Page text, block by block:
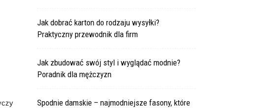
Jak dobrać karton do rodzaju wysyłki?
Praktyczny przewodnik dla firm
Jak zbudować swój styl i wyglądać modnie?
Poradnik dla mężczyzn
Spodnie damskie – najmodniejsze fasony, które